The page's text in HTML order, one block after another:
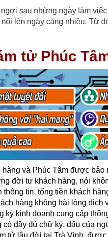
sau những ngày làm
lên ngày càng nhiều. Từ
tử Phúc
và Phúc Tâm được
đời tư khách hàng, nói
tin, tống tiền khách
hàng không hài lòng dịch
ký kinh doanh cung cấp
đầy đủ chữ ký, dấu của